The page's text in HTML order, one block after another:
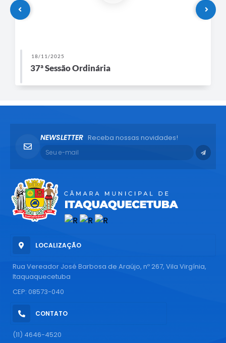
18/11/2025
37ª Sessão Ordinária
LOCALIZAÇÃO
Rua Vereador José Barbosa de Araújo, nº 267, Vila Virgínia,
Itaquaquecetuba
CEP: 08573-040
CONTATO
(11) 4646-4520
NEWSLETTER Receba nossas novidades!